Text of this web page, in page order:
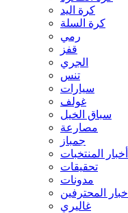
كرة اليد
كرة السلة
رمي
قفز
الجري
تنس
سيارات
غولف
سباق الخيل
مصارعة
جمباز
أخبار المنتخبات
تحقيقات
مدونات
أخبار المحترفين
غاليري